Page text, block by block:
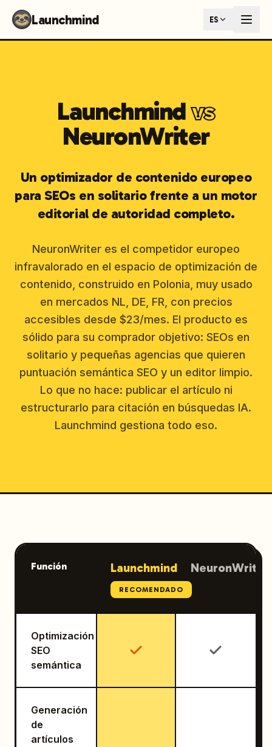
Launchmind - AI SEO Content Generator for Google &
AI-powered SEO articles that rank in both Google and AI
How It Works
Fixed monthly plans, no hourly rates. First article live
Follow Launchmind on X (Twitter) Connect with
Launchmind ES
Launchmindvs
NeuronWriter
Un optimizador de contenido europeo
para SEOs en solitario frente a un motor
editorial de autoridad completo.
NeuronWriter es el competidor europeo
infravalorado en el espacio de optimización de
contenido, construido en Polonia, muy usado
en mercados NL, DE, FR, con precios
accesibles desde $23/mes. El producto es
sólido para su comprador objetivo: SEOs en
solitario y pequeñas agencias que quieren
puntuación semántica SEO y un editor limpio.
Lo que no hace: publicar el artículo ni
estructurarlo para citación en búsquedas IA.
Launchmind gestiona todo eso.
Función Launchmind
RECOMENDADO
NeuronWriter
Optimización
SEO
semántica
Generación
de
artículos